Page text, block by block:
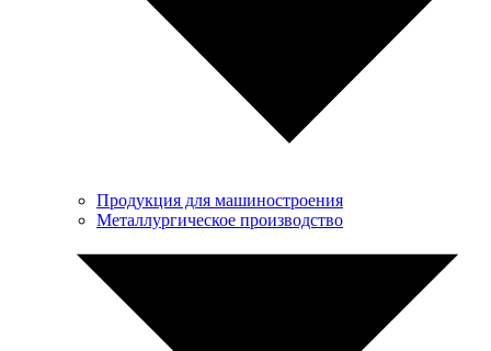
Продукция для машиностроения
Металлургическое производство